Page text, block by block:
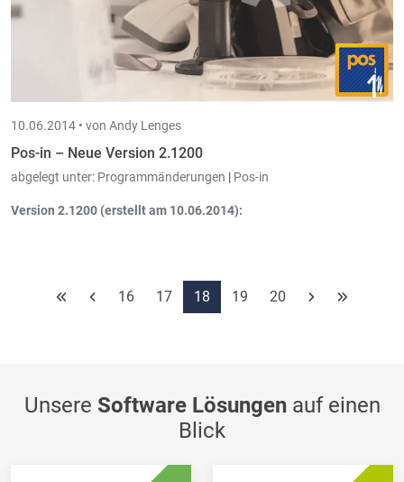
10.06.2014 • von Andy Lenges
Pos-in – Neue Version 2.1200
abgelegt unter: Programmänderungen | Pos-in
Version 2.1200 (erstellt am 10.06.2014):
Artikelseiten-Reiter
16 17 18 19 20
Unsere Software Lösungenauf einen
Blick